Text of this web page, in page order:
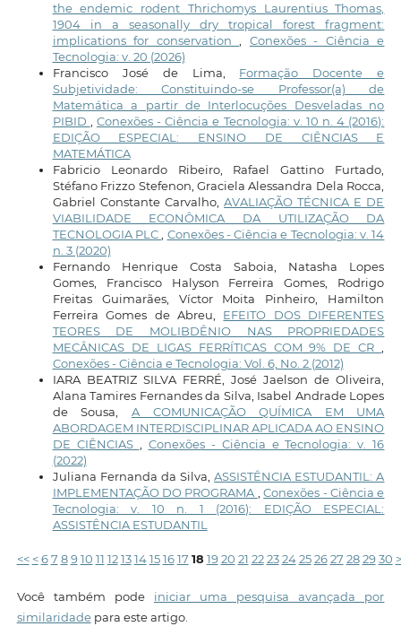
the endemic rodent Thrichomys Laurentius Thomas,
1904 in a seasonally dry tropical forest fragment:
implications for conservation
Conexões - Ciência e
Tecnologia: v. 20 (2026)
Francisco José de Lima, Formação Docente e
Subjetividade: Constituindo-se Professor(a) de
Matemática a partir de Interlocuções Desveladas no
PIBID
Conexões - Ciência e Tecnologia: v. 10 n. 4 (2016):
EDIÇÃO ESPECIAL: ENSINO DE CIÊNCIAS E
MATEMÁTICA
Fabricio Leonardo Ribeiro, Rafael Gattino Furtado,
Stéfano Frizzo Stefenon, Graciela Alessandra Dela Rocca,
Gabriel Constante Carvalho, AVALIAÇÃO TÉCNICA E DE
VIABILIDADE ECONÔMICA DA UTILIZAÇÃO DA
TECNOLOGIA PLC
Conexões - Ciência e Tecnologia: v. 14
n. 3 (2020)
Fernando Henrique Costa Saboia, Natasha Lopes
Gomes, Francisco Halyson Ferreira Gomes, Rodrigo
Freitas Guimarães, Víctor Moita Pinheiro, Hamilton
Ferreira Gomes de Abreu, EFEITO DOS DIFERENTES
TEORES DE MOLIBDÊNIO NAS PROPRIEDADES
MECÂNICAS DE LIGAS FERRÍTICAS COM 9% DE CR
Conexões - Ciência e Tecnologia: Vol. 6, No. 2 (2012)
IARA BEATRIZ SILVA FERRÉ, José Jaelson de Oliveira,
Alana Tamires Fernandes da Silva, Isabel Andrade Lopes
de Sousa, A COMUNICAÇÃO QUÍMICA EM UMA
ABORDAGEM INTERDISCIPLINAR APLICADA AO ENSINO
DE CIÊNCIAS
Conexões - Ciência e Tecnologia: v. 16
(2022)
Juliana Fernanda da Silva,ASSISTÊNCIA ESTUDANTIL: A
IMPLEMENTAÇÃO DO PROGRAMA
,Conexões - Ciência e
Tecnologia: v. 10 n. 1 (2016): EDIÇÃO ESPECIAL:
ASSISTÊNCIA ESTUDANTIL
<< < 6 7 8 9 10 11 12 13 14 15 16 17 18 19 20 21 22 23 24 25 26 27 28 29 30 >
Você também pode iniciar uma pesquisa avançada por
similaridadepara este artigo.